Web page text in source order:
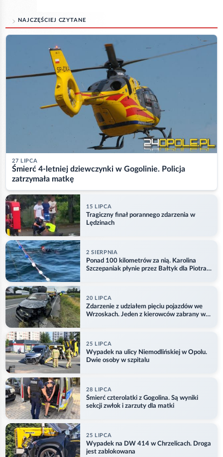
NAJCZĘŚCIEJ CZYTANE
27 LIPCA
Śmierć 4-letniej dziewczynki w Gogolinie. Policja
zatrzymała matkę
15 LIPCA
Tragiczny finał porannego zdarzenia w
Lędzinach
2 SIERPNIA
Ponad 100 kilometrów za nią. Karolina
Szczepaniak płynie przez Bałtyk dla Piotra.
20 LIPCA
Zdarzenie z udziałem pięciu pojazdów we
Wrzoskach. Jeden z kierowców zabrany w
25 LIPCA
Wypadek na ulicy Niemodlińskiej w Opolu.
Dwie osoby w szpitalu
28 LIPCA
Śmierć czterolatki z Gogolina. Są wyniki
sekcji zwłok i zarzuty dla matki
25 LIPCA
Wypadek na DW 414 w Chrzelicach. Droga
jest zablokowana